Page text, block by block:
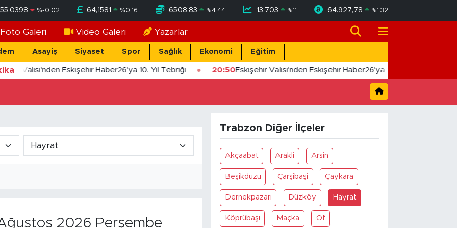
55,0398 %-0.02 64,1581 %0.16 6508.83 %4.44 13.703 %11 64.927,78 %1.32
Foto Galeri Video Galeri Yazarlar
Asayiş Siyaset Spor Sağlık Ekonomi Eğitim
Valisi'nden Eskişehir Haber26'ya 10. Yıl Tebriği 20:50Eskişehir Valisi'nden Eskişehir Haber26'ya 10. Yıl Tebriği
2026 Perşembe
Trabzon Diğer İlçeler
Akçaabat Arakli Arsin
Beşikdüzü Çarşibaşi Çaykara
Dernekpazari Düzköy Hayrat
Köprübaşi Maçka Of